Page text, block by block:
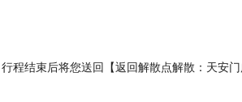
行程结束后将您送回【返回解散点解散：天安门